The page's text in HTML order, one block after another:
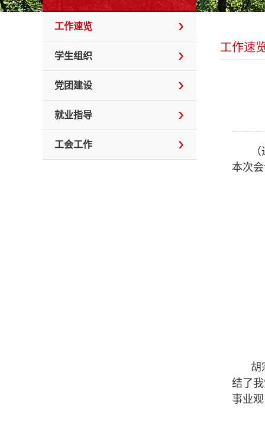
工作速览
学生组织
党团建设
就业指导
工会工作
工作速
本次会
胡
结了
事业